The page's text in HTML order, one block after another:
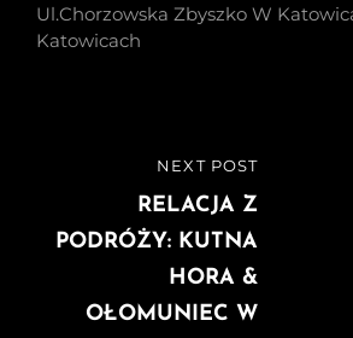
Ul.chorzowska Zbyszko W
Katowicach
NawigacjaNEXT POST
RELACJA Z
PODRÓŻY: KUTNA
HORA &
OŁOMUNIEC W